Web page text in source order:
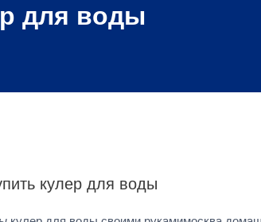
для воды
кулер для воды